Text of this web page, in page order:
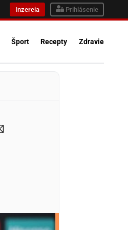
Inzercia Prihlásenie
Šport Recepty Zdravie